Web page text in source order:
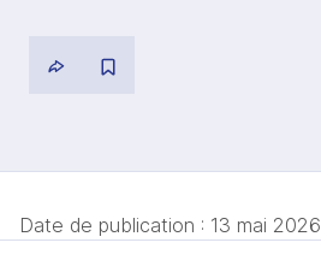
Date de publication : 13 mai 2026